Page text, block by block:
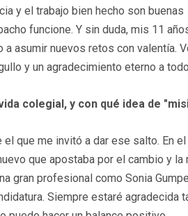
y el trabajo bien hecho son buenas
funcione. Y sin duda, mis 11
a asumir nuevos retos con valentía.
y un agradecimiento eterno a
colegial, y con qué idea de
que me invitó a dar ese salto. En
que apostaba por el cambio y
gran profesional como Sonia
Siempre estaré agradecida